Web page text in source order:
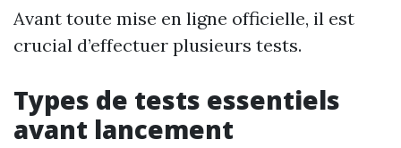
Avant toute mise en ligne officielle, il est
crucial d’effectuer plusieurs tests.
Types de tests essentiels
avant lancement